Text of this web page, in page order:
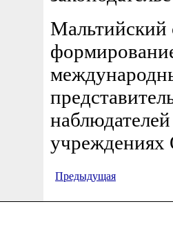
Мальтийский
Предыдущая